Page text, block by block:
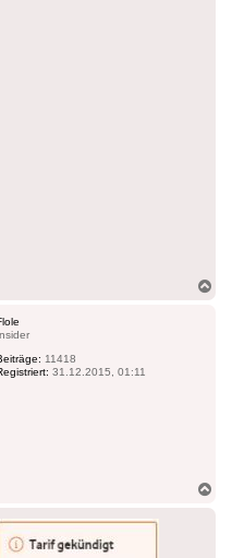
Insider
11418
31.12.2015, 01:11